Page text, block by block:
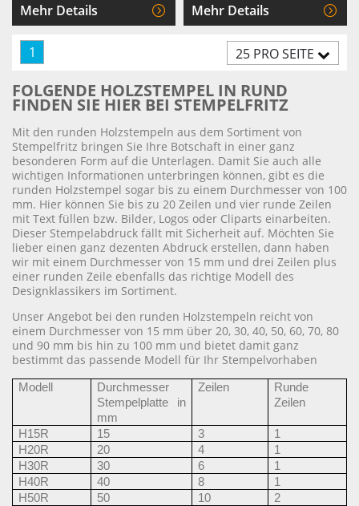
Mehr Details Mehr Details
25 PRO SEITE
1
FOLGENDE HOLZSTEMPEL IN RUND
FINDEN SIE HIER BEI STEMPELFRITZ
Mit den runden Holzstempeln aus dem Sortiment von
Stempelfritz bringen Sie Ihre Botschaft in einer ganz
besonderen Form auf die Unterlagen. Damit Sie auch alle
wichtigen Informationen unterbringen können, gibt es die
runden Holzstempel sogar bis zu einem Durchmesser von 100
mm. Hier können Sie bis zu 20 Zeilen und vier runde Zeilen
mit Text füllen bzw. Bilder, Logos oder Cliparts einarbeiten.
Dieser Stempelabdruck fällt mit Sicherheit auf. Möchten Sie
lieber einen ganz dezenten Abdruck erstellen, dann haben
wir mit einem Durchmesser von 15 mm und drei Zeilen plus
einer runden Zeile ebenfalls das richtige Modell des
Designklassikers im Sortiment.
Unser Angebot bei den runden Holzstempeln reicht von
einem Durchmesser von 15 mm über 20, 30, 40, 50, 60, 70, 80
und 90 mm bis hin zu 100 mm und bietet damit ganz
bestimmt das passende Modell für Ihr Stempelvorhaben
Modell
Durchmesser
Stempelplatte in
mm
Zeilen
Runde
Zeilen
H15R 15 3
1
H20R
20 4
1
H30R
30 6
1
H40R
40 8
1
H50R
50 10
2